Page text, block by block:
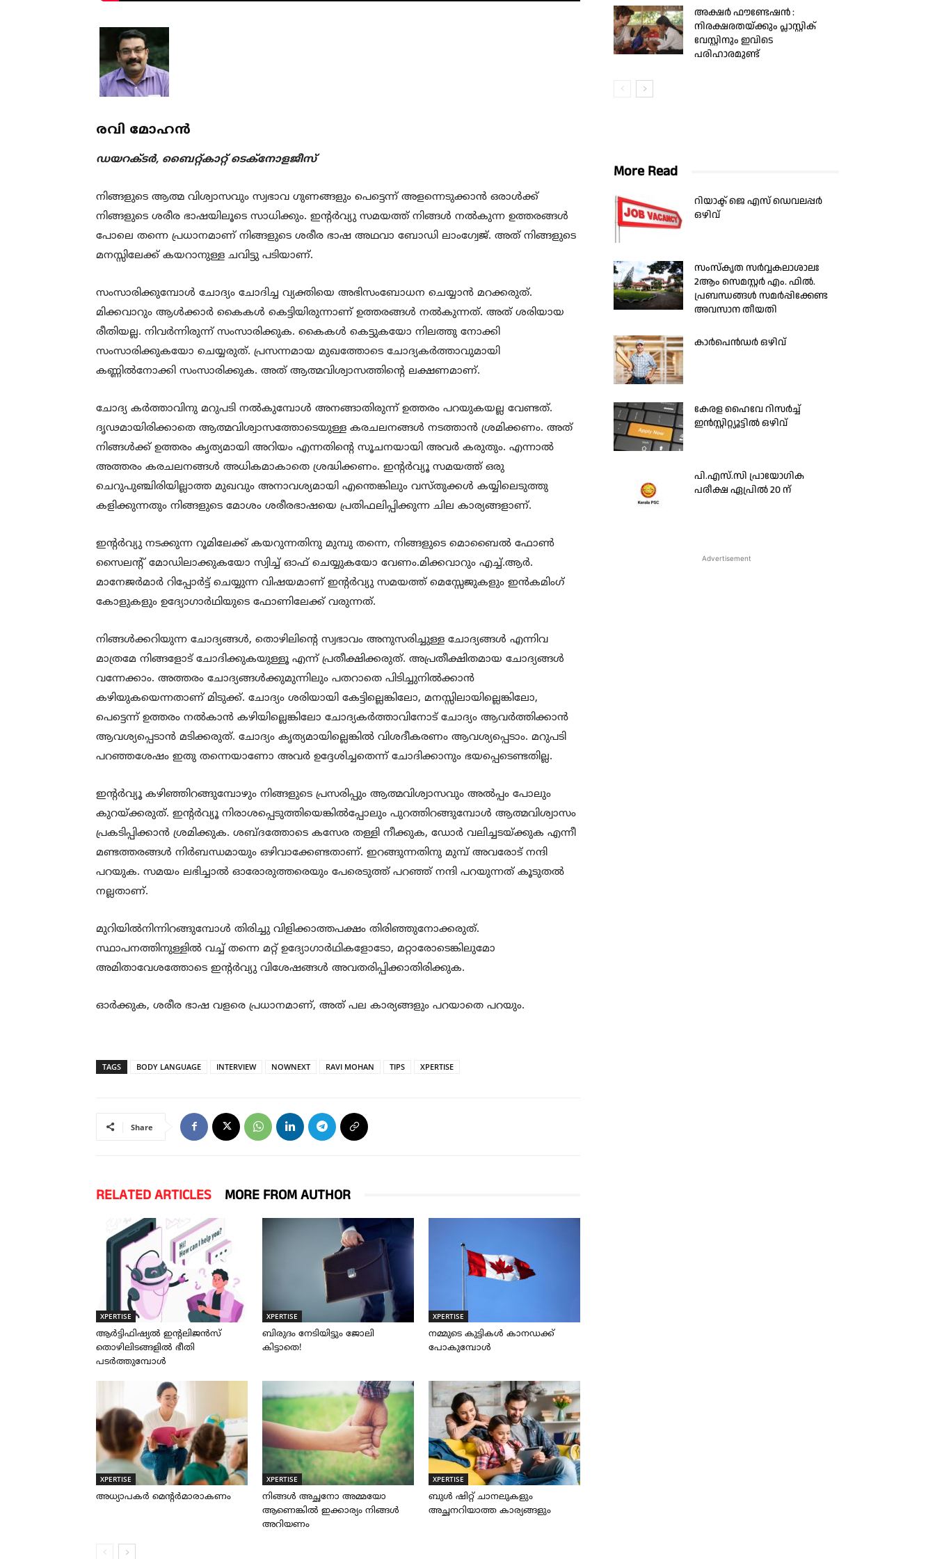
രവി മോഹന്‍
ഡയറക്ടര്‍, ബൈറ്റ്കാറ്റ് ടെക്‌നോളജീസ്‌
നിങ്ങളുടെ ആത്മ വിശ്വാസവും സ്വഭാവ ഗുണങ്ങളും പെട്ടെന്ന് അളന്നെടുക്കാന്‍ ഒരാള്‍ക്ക്
നിങ്ങളുടെ ശരീര ഭാഷയിലൂടെ സാധിക്കും. ഇന്റര്‍വ്യു സമയത്ത് നിങ്ങള്‍ നല്‍കുന്ന ഉത്തരങ്ങള്‍
പോലെ തന്നെ പ്രധാനമാണ് നിങ്ങളുടെ ശരീര ഭാഷ അഥവാ ബോഡി ലാംഗ്വേജ്. അത് നിങ്ങളുടെ
മനസ്സിലേക്ക് കയറാനുള്ള ചവിട്ടു പടിയാണ്.
സംസാരിക്കുമ്പോള്‍ ചോദ്യം ചോദിച്ച വ്യക്തിയെ അഭിസംബോധന ചെയ്യാന്‍ മറക്കരുത്.
മിക്കവാറും ആള്‍ക്കാര്‍ കൈകള്‍ കെട്ടിയിരുന്നാണ് ഉത്തരങ്ങള്‍ നല്‍കുന്നത്. അത് ശരിയായ
രീതിയല്ല. നിവര്‍ന്നിരുന്ന് സംസാരിക്കുക. കൈകള്‍ കെട്ടുകയോ നിലത്തു നോക്കി
സംസാരിക്കുകയോ ചെയ്യരുത്. പ്രസന്നമായ മുഖത്തോടെ ചോദ്യകര്‍ത്താവുമായി
കണ്ണില്‍നോക്കി സംസാരിക്കുക. അത് ആത്മവിശ്വാസത്തിന്റെ ലക്ഷണമാണ്.
ചോദ്യ കര്‍ത്താവിനു മറുപടി നല്‍കുമ്പോള്‍ അനങ്ങാതിരുന്ന് ഉത്തരം പറയുകയല്ല വേണ്ടത്.
ദൃഢമായിരിക്കാതെ ആത്മവിശ്വാസത്തോടെയുള്ള കരചലനങ്ങള്‍ നടത്താന്‍ ശ്രമിക്കണം. അത്
നിങ്ങള്‍ക്ക് ഉത്തരം കൃത്യമായി അറിയം എന്നതിന്റെ സൂചനയായി അവര്‍ കരുതും. എന്നാല്‍
അത്തരം കരചലനങ്ങള്‍ അധികമാകാതെ ശ്രദ്ധിക്കണം. ഇന്റര്‍വ്യൂ സമയത്ത് ഒരു
ചെറുപുഞ്ചിരിയില്ലാത്ത മുഖവും അനാവശ്യമായി എന്തെങ്കിലും വസ്തുക്കള്‍ കയ്യിലെടുത്തു
കളിക്കുന്നതും നിങ്ങളുടെ മോശം ശരീരഭാഷയെ പ്രതിഫലിപ്പിക്കുന്ന ചില കാര്യങ്ങളാണ്.
ഇന്റര്‍വ്യു നടക്കുന്ന റൂമിലേക്ക് കയറുന്നതിനു മുമ്പു തന്നെ, നിങ്ങളുടെ മൊബൈല്‍ ഫോണ്‍
സൈലന്റ് മോഡിലാക്കുകയോ സ്വിച്ച് ഓഫ് ചെയ്യുകയോ വേണം.മിക്കവാറും എച്ച്.ആര്‍.
മാനേജര്‍മാര്‍ റിപ്പോര്‍ട്ട് ചെയ്യുന്ന വിഷയമാണ് ഇന്റര്‍വ്യു സമയത്ത് മെസ്സേജുകളും ഇന്‍കമിംഗ്
കോളുകളും ഉദ്യോഗാര്‍ഥിയുടെ ഫോണിലേക്ക് വരുന്നത്.
നിങ്ങള്‍ക്കറിയുന്ന ചോദ്യങ്ങള്‍, തൊഴിലിന്റെ സ്വഭാവം അനുസരിച്ചുള്ള ചോദ്യങ്ങള്‍ എന്നിവ
മാത്രമേ നിങ്ങളോട് ചോദിക്കുകയുള്ളൂ എന്ന് പ്രതീക്ഷിക്കരുത്. അപ്രതീക്ഷിതമായ ചോദ്യങ്ങള്‍
വന്നേക്കാം. അത്തരം ചോദ്യങ്ങള്‍ക്കുമുന്നിലും പതറാതെ പിടിച്ചുനില്‍ക്കാന്‍
കഴിയുകയെന്നതാണ് മിടുക്ക്. ചോദ്യം ശരിയായി കേട്ടില്ലെങ്കിലോ, മനസ്സിലായില്ലെങ്കിലോ,
പെട്ടെന്ന് ഉത്തരം നല്‍കാന്‍ കഴിയില്ലെങ്കിലോ ചോദ്യകര്‍ത്താവിനോട് ചോദ്യം ആവര്‍ത്തിക്കാന്‍
ആവശ്യപ്പെടാന്‍ മടിക്കരുത്. ചോദ്യം കൃത്യമായില്ലെങ്കില്‍ വിശദീകരണം ആവശ്യപ്പെടാം. മറുപടി
പറഞ്ഞശേഷം ഇതു തന്നെയാണോ അവര്‍ ഉദ്ദേശിച്ചതെന്ന് ചോദിക്കാനും ഭയപ്പെടെണ്ടതില്ല.
ഇന്റര്‍വ്യൂ കഴിഞ്ഞിറങ്ങുമ്പോഴും നിങ്ങളുടെ പ്രസരിപ്പും ആത്മവിശ്വാസവും അല്‍പ്പം പോലും
കുറയ്ക്കരുത്. ഇന്റര്‍വ്യൂ നിരാശപ്പെടുത്തിയെങ്കില്‍പ്പോലും പുറത്തിറങ്ങുമ്പോള്‍ ആത്മവിശ്വാസം
പ്രകടിപ്പിക്കാന്‍ ശ്രമിക്കുക. ശബ്ദത്തോടെ കസേര തള്ളി നീക്കുക, ഡോര്‍ വലിച്ചടയ്ക്കുക എന്നീ
മണ്ടത്തരങ്ങള്‍ നിര്‍ബന്ധമായും ഒഴിവാക്കേണ്ടതാണ്. ഇറങ്ങുന്നതിനു മുമ്പ് അവരോട് നന്ദി
പറയുക. സമയം ലഭിച്ചാല്‍ ഓരോരുത്തരെയും പേരെടുത്ത് പറഞ്ഞ് നന്ദി പറയുന്നത് കൂടുതല്‍
നല്ലതാണ്.
മുറിയില്‍നിന്നിറങ്ങുമ്പോള്‍ തിരിച്ചു വിളിക്കാത്തപക്ഷം തിരിഞ്ഞുനോക്കരുത്.
സ്ഥാപനത്തിനുള്ളില്‍ വച്ച് തന്നെ മറ്റ് ഉദ്യോഗാര്‍ഥികളോടോ, മറ്റാരോടെങ്കിലുമോ
അമിതാവേശത്തോടെ ഇന്റര്‍വ്യു വിശേഷങ്ങള്‍ അവതരിപ്പിക്കാതിരിക്കുക.
ഓര്‍ക്കുക, ശരീര ഭാഷ വളരെ പ്രധാനമാണ്, അത് പല കാര്യങ്ങളും പറയാതെ പറയും.
TAGS BODY LANGUAGE INTERVIEW NOWNEXT RAVI MOHAN TIPS XPERTISE
Share
RELATED ARTICLES MORE FROM AUTHOR
XPERTISE
ആർട്ടിഫിഷ്യൽ ഇന്റലിജൻസ്
തൊഴിലിടങ്ങളിൽ ഭീതി
പടർത്തുമ്പോൾ
XPERTISE
ബിരുദം നേടിയിട്ടും ജോലി
കിട്ടാതെ!
XPERTISE
നമ്മുടെ കുട്ടികൾ കാനഡക്ക്
പോകുമ്പോൾ
XPERTISE
അധ്യാപകർ മെന്റർമാരാകണം
XPERTISE
നിങ്ങൾ അച്ഛനോ അമ്മയോ
ആണെങ്കിൽ ഇക്കാര്യം നിങ്ങൾ
അറിയണം
XPERTISE
ബുൾ ഷിറ്റ് ചാനലുകളും
അച്ഛനറിയാത്ത കാര്യങ്ങളും
അക്ഷർ ഫൗണ്ടേഷൻ :
നിരക്ഷരതയ്ക്കും പ്ലാസ്റ്റിക്
വേസ്റ്റിനും ഇവിടെ
പരിഹാരമുണ്ട്
More Read
റിയാക്ട് ജെ എസ് ഡെവലപ്പർ
ഒഴിവ്
സംസ്കൃത സർവ്വകലാശാലഃ
2ആം സെമസ്റ്റർ എം. ഫിൽ.
പ്രബന്ധങ്ങൾ സമർപ്പിക്കേണ്ട
അവസാന തീയതി
കാർപെൻഡർ ഒഴിവ്
കേരള ഹൈവേ റിസര്‍ച്ച്‌
ഇന്‍സ്റ്റിറ്റ്യൂട്ടില്‍ ഒഴിവ്
പി.എസ്.സി പ്രായോഗിക
പരീക്ഷ ഏപ്രിൽ 20 ന്
Advertisement